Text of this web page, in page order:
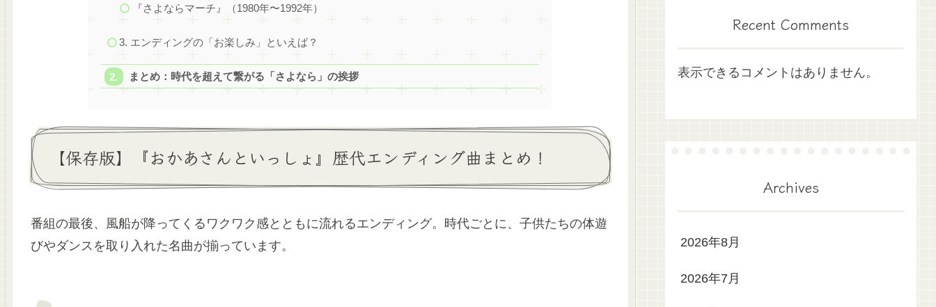
『さよならマーチ』（1980年〜1992年）
3. エンディングの「お楽しみ」といえば？
まとめ：時代を超えて繋がる「さよなら」の挨拶
【保存版】『おかあさんといっしょ』歴代エンディング曲まとめ！
番組の最後、風船が降ってくるワクワク感とともに流れるエンディング。時代ごとに、子供たちの体遊
びやダンスを取り入れた名曲が揃っています。
Recent Comments
表示できるコメントはありません。
Archives
2026年8月
2026年7月